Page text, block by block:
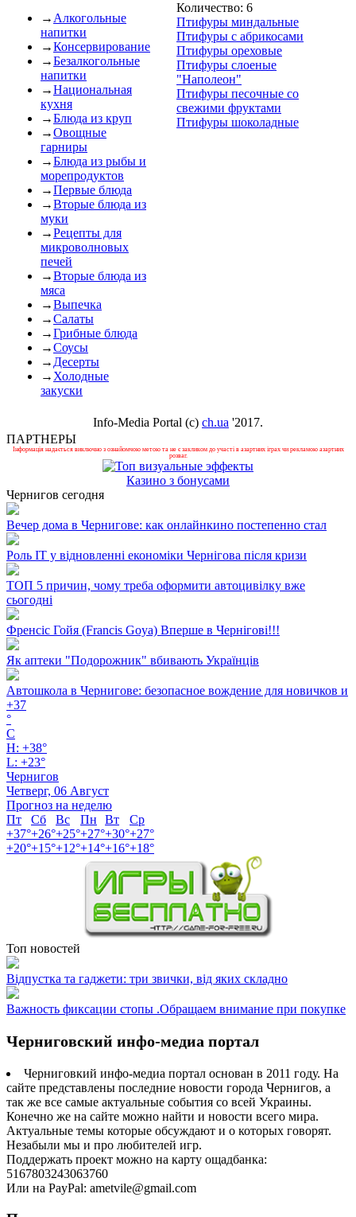
→ Алкогольные
напитки
→Консервирование
→Безалкогольные
напитки
→Национальная
кухня
→Блюда из круп
→Овощные
гарниры
→Блюда из рыбы и
морепродуктов
→Первые блюда
→Вторые блюда из
муки
→Рецепты для
микроволновых
печей
→Вторые блюда из
мяса
→Выпечка
→Салаты
→Грибные блюда
→Соусы
→ Десерты
→ Холодные
закуски
Количество: 6
Птифуры миндальные
Птифуры с абрикосами
Птифуры ореховые
Птифуры слоеные
"Наполеон"
Птифуры песочные со
свежими фруктами
Птифуры шоколадные
Info-Media Portal (c) ch.ua '2017.
ПАРТНЕРЫ
Інформація надається виключно з ознайомчою метою та не є закликом до участі в азартних іграх чи рекламою азартних
розваг.
Казино з бонусами
Чернигов сегодня
Вечер дома в Чернигове: как онлайнкино постепенно стал
Роль ІТ у відновленні економіки Чернігова після кризи
ТОП 5 причин, чому треба оформити автоцивілку вже
сьогодні
Френсіс Гойя (Francis Goya) Вперше в Чернігові!!!
Як аптеки "Подорожник" вбивають Українців
Автошкола в Чернигове: безопасное вождение для новичков и
+37
°
C
H: +38°
L: +23°
Чернигов
Четверг, 06 Август
Прогноз на неделю
Пт
Сб Вс Пн Вт
Ср
+37°+26°+25°+27°+30°+27°
+20°+15°+12°+14°+16°+18°
Топ новостей
Відпустка та гаджети: три звички, від яких складно
Важность фиксации стопы .Обращаем внимание при покупке
Черниговский инфо-медиа портал
Черниговкий инфо-медиа портал основан в 2011 году. На
сайте представлены последние новости города Чернигов, а
так же все самые актуальные события со всей Украины.
Конечно же на сайте можно найти и новости всего мира.
Актуальные темы которые обсуждают и о которых говорят.
Незабыли мы и про любителей игр.
Поддержать проект можно на карту ощадбанка:
5167803243063760
Или на PayPal: ametvile@gmail.com